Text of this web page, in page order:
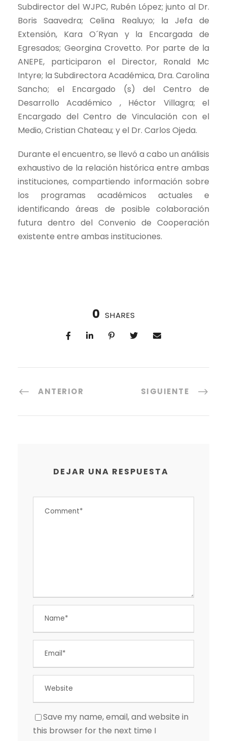
Subdirector del WJPC, Rubén López; junto al Dr.
Boris Saavedra; Celina Realuyo; la Jefa de
Extensión, Kara O´Ryan y la Encargada de
Egresados; Georgina Crovetto. Por parte de la
ANEPE, participaron el Director, Ronald Mc
Intyre; la Subdirectora Académica, Dra. Carolina
Sancho; el Encargado (s) del Centro de
Desarrollo Académico , Héctor Villagra; el
Encargado del Centro de Vinculación con el
Medio, Cristian Chateau; y el Dr. Carlos Ojeda.
Durante el encuentro, se llevó a cabo un análisis
exhaustivo de la relación histórica entre ambas
instituciones, compartiendo información sobre
los programas académicos actuales e
identificando áreas de posible colaboración
futura dentro del Convenio de Cooperación
existente entre ambas instituciones.
0 SHARES
ANTERIOR SIGUIENTE
DEJAR UNA RESPUESTA
Save my name, email, and website in
this browser for the next time I